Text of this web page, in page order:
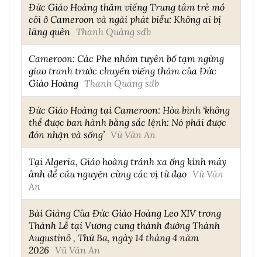
Đức Giáo Hoàng thăm viếng Trung tâm trẻ mồ
côi ở Cameroon và ngài phát biểu: Không ai bị
lãng quên Thanh Quảng sdb
Cameroon: Các Phe nhóm tuyên bố tạm ngừng
giao tranh trước chuyến viếng thăm của Đức
Giáo Hoàng Thanh Quảng sdb
Đức Giáo Hoàng tại Cameroon: Hòa bình ‘không
thể được ban hành bằng sắc lệnh: Nó phải được
đón nhận và sống’ Vũ Văn An
Tại Algeria, Giáo hoàng tránh xa ống kính máy
ảnh để cầu nguyện cùng các vị tử đạo Vũ Văn
An
Bài Giảng Của Đức Giáo Hoàng Leo XIV trong
Thánh Lễ tại Vương cung thánh đường Thánh
Augustinô , Thứ Ba, ngày 14 tháng 4 năm
2026 Vũ Văn An